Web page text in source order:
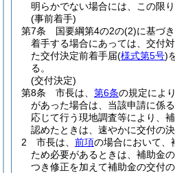
明らかでない場合には、この限り
(事前着手)
第7条
国要綱第4の2の(2)に基づ
着手する場合にあっては、交付
た交付決定前着手届(様式第5号)
る。
(交付決定)
第8条
市長は、 第6条の規定によ
があった場合は、当該申請に係
応じて行う現地調査等により、
認めたときは、速やかに交付の
2
市長は、 前項の場合において、
ため必要があるときは、補助金
つき修正を加えて補助金の交付